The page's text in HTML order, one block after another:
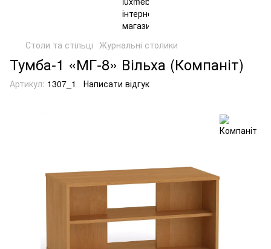
Столи та стільці Журнальні столики
Тумба-1 «МГ-8» Вільха (Компаніт)
Артикул: 1307_1 Написати відгук